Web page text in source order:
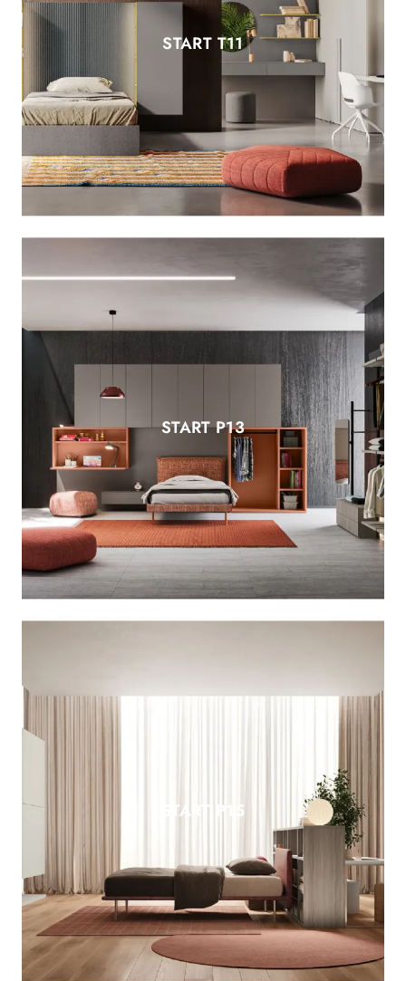
START T11
START P13
START P15